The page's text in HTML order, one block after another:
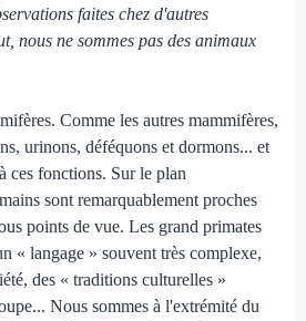
faites chez d'autres
nous ne sommes pas des animaux
Comme les autres mammifères,
urinons, déféquons et dormons... et
ces fonctions. Sur le plan
sont remarquablement proches
points de vue. Les grand primates
« langage » souvent très complexe,
des « traditions culturelles »
Nous sommes à l'extrémité du